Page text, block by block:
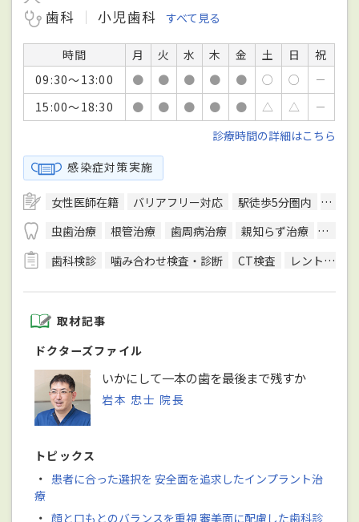
歯科
小児歯科 すべて見る
時間 月 火 水 木 金 土 日
祝
09:30～13:00
● ● ● ● ● ○ ○
－
15:00～18:30
● ● ● ● ● △ △
－
診療時間の詳細はこちら
感染症対策実施
女性医師在籍 バリアフリー対応 駅徒歩5分圏内
予約可
虫歯治療
根管治療 歯周病治療 親知らず治療
顎関
歯科検診
噛み合わせ検査・診断 CT検査 レントゲン検査
取材記事
ドクターズファイル
いかにして一本の歯を最後まで残すか
岩本 忠士 院長
トピックス
・ 患者に合った選択を 安全面を追求したインプラント治
療
・ 顔と口もとのバランスを重視 審美面に配慮した歯科診